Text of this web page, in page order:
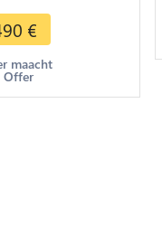
Or Gold
€
maacht
Offer